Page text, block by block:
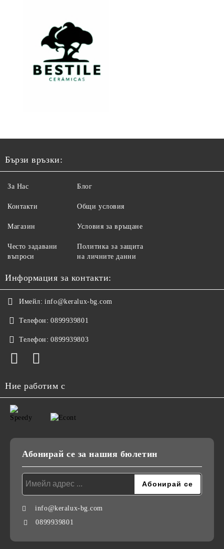
Бързи връзки:
За Нас
Контакти
Магазин
Често задавани
въпроси
Блог
Общи условия
Условия за връщане
Политика за защита
на личните данни
Информация за контакти:
Имейл: info@keralux-bg.com
Телефон: 0899939801
Телефон: 0899939803
Ние работим с
Абонирай се за нашия бюлетин
info@keralux-bg.com
0899939801